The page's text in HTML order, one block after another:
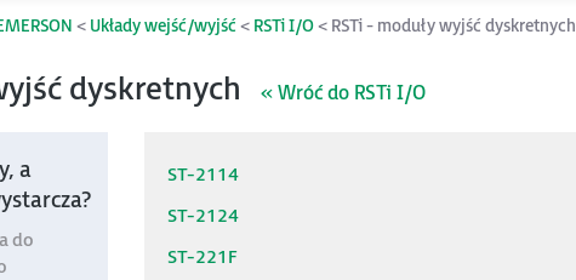
Układy wejść/wyjść RSTi I/O RSTi - moduły wyjść dyskretnych
dyskretnych « Wróć do RSTi I/O
a
do
ST-2114
ST-2124
ST-221F